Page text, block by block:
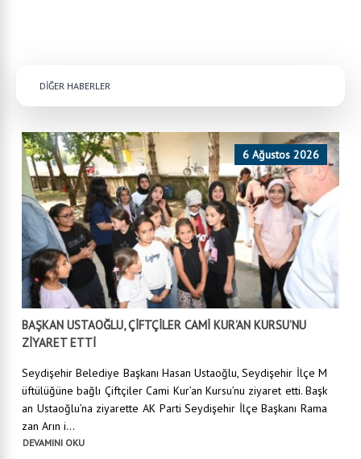
DİĞER HABERLER
6 Ağustos 2026
BAŞKAN USTAOĞLU, ÇİFTÇİLER CAMİ KUR’AN KURSU’NU
ZİYARET ETTİ
Seydişehir Belediye Başkanı Hasan Ustaoğlu, Seydişehir İlçe M
üftülüğüne bağlı Çiftçiler Cami Kur’an Kursu’nu ziyaret etti. Başk
an Ustaoğlu’na ziyarette AK Parti Seydişehir İlçe Başkanı Rama
zan Arın i...
DEVAMINI OKU